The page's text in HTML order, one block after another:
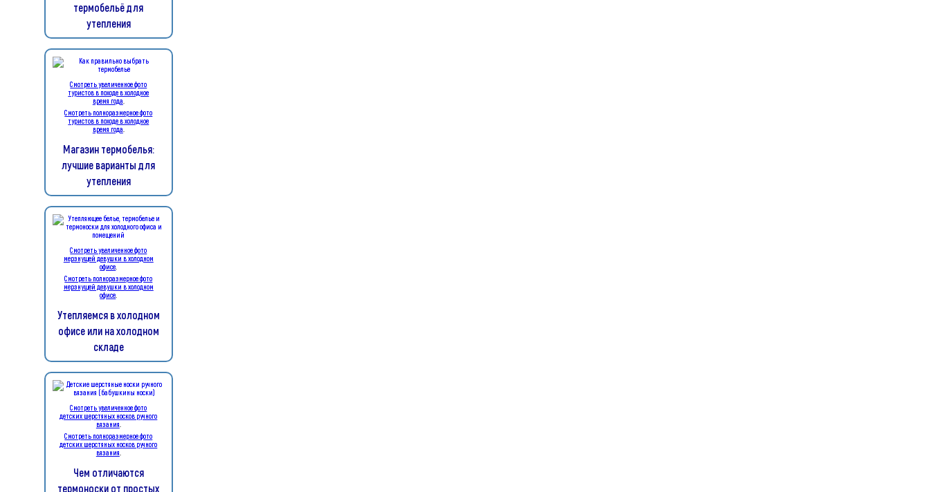
термобельё для
утепления
Смотреть увеличенное фото
туристов в походе в холодное
время года
Смотреть полноразмерное фото
туристов в походе в холодное
время года
Магазин термобелья:
лучшие варианты для
утепления
Смотреть увеличенное фото
мерзнущей девушки в холодном
офисе
Смотреть полноразмерное фото
мерзнущей девушки в холодном
офисе
Утепляемся в холодном
офисе или на холодном
складе
Смотреть увеличенное фото
детских шерстяных носков ручного
вязания
Смотреть полноразмерное фото
детских шерстяных носков ручного
вязания
Чем отличаются
термоноски от простых